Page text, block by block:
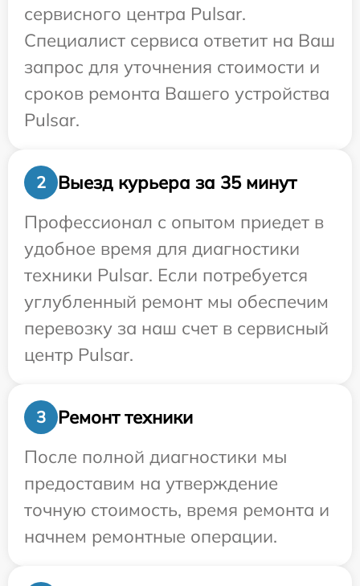
сервисного центра Pulsar.
Специалист сервиса ответит на Ваш
запрос для уточнения стоимости и
сроков ремонта Вашего устройства
Pulsar.
2
Выезд курьера за 35 минут
Профессионал с опытом приедет в
удобное время для диагностики
техники Pulsar. Если потребуется
углубленный ремонт мы обеспечим
перевозку за наш счет в сервисный
центр Pulsar.
3
Ремонт техники
После полной диагностики мы
предоставим на утверждение
точную стоимость, время ремонта и
начнем ремонтные операции.